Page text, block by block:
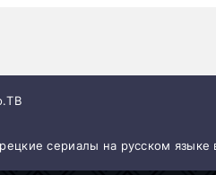
сериалы на русском языке